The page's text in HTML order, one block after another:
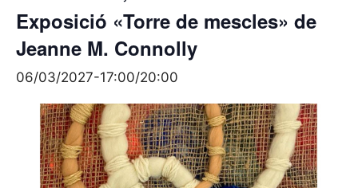
Exposició «Torre de mescles» de
Jeanne M. Connolly
06/03/2027-17:00/20:00